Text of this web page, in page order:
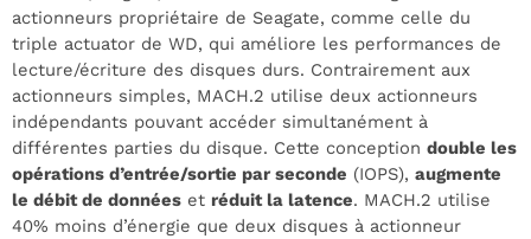
actionneurs propriétaire de Seagate, comme celle du
triple actuator de WD, qui améliore les performances de
lecture/écriture des disques durs. Contrairement aux
actionneurs simples, MACH.2 utilise deux actionneurs
indépendants pouvant accéder simultanément à
différentes parties du disque. Cette conception double les
opérations d’entrée/sortie par seconde (IOPS), augmente
le débit de données et réduit la latence. MACH.2 utilise
40% moins d’énergie que deux disques à actionneur